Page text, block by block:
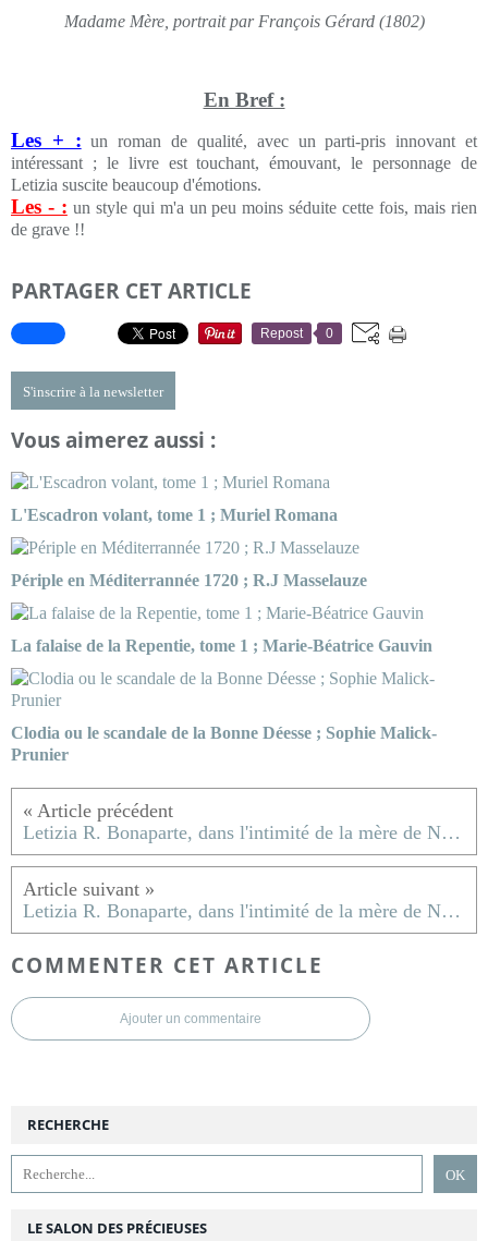
Madame Mère, portrait par François Gérard (1802)
En Bref :
Les + : un roman de qualité, avec un parti-pris innovant et
intéressant ; le livre est touchant, émouvant, le personnage de
Letizia suscite beaucoup d'émotions.
Les - : un style qui m'a un peu moins séduite cette fois, mais rien
de grave !!
PARTAGER CET ARTICLE
Repost 0
S'inscrire à la newsletter
Vous aimerez aussi :
L'Escadron volant, tome 1 ; Muriel Romana
Périple en Méditerrannée 1720 ; R.J Masselauze
La falaise de la Repentie, tome 1 ; Marie-Béatrice Gauvin
Clodia ou le scandale de la Bonne Déesse ; Sophie Malick-
Prunier
Letizia R. Bonaparte, dans l'intimité de la mère de Napoléon ; Patrick de Carolis
Letizia R. Bonaparte, dans l'intimité de la mère de Napoléon ; Patrick de Carolis
COMMENTER CET ARTICLE
Ajouter un commentaire
RECHERCHE
LE SALON DES PRÉCIEUSES